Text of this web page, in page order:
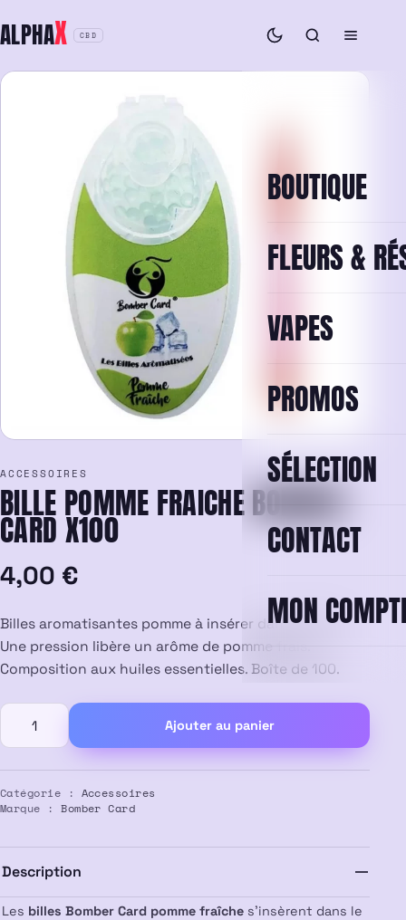
au
contenu
ALPHAX CBD
BOUTIQUE
FLEURS &
VAPES
PROMOS
SÉLECTION
CONTACT
MON
ACCESSOIRES
BILLE POMME FRAICHE BOMBER
CARD X100
4,00 €
Billes aromatisantes pomme à insérer dans le filtre.
Une pression libère un arôme de pomme frais.
Composition aux huiles essentielles. Boîte de 100.
quantité
Bille
Pomme
Fraiche
Bomber
x100
Ajouter au panier
Catégorie : Accessoires
Marque :Bomber Card
Description
Les billes Bomber Card pomme fraîche s’insèrent dans le